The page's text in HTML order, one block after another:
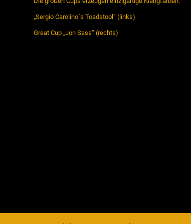
„Sergio Carolino`s Toadstool“ (links)
Great Cup „Jon Sass“ (rechts)